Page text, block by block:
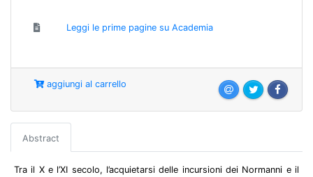
Leggi le prime pagine su Academia
aggiungi al carrello
Abstract
Tra il X e l’XI secolo, l’acquietarsi delle incursioni dei Normanni e il